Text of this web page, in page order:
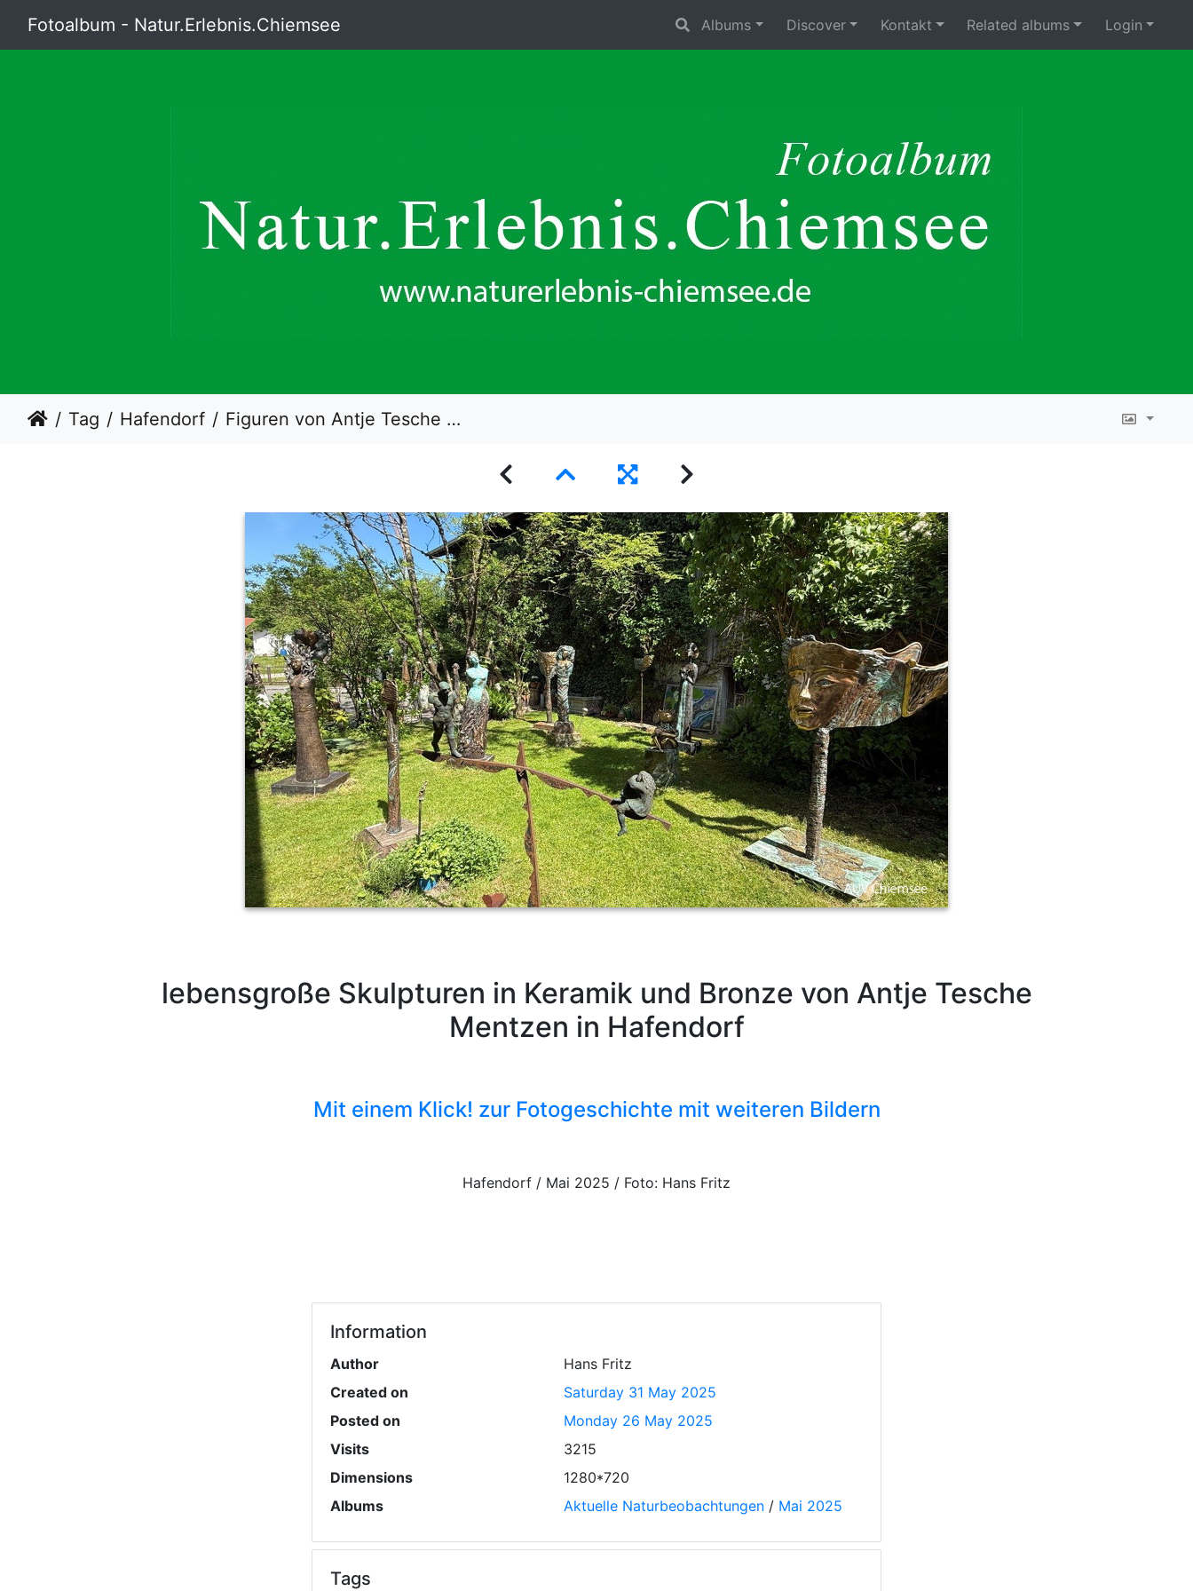
Fotoalbum - Natur.Erlebnis.Chiemsee Albums Discover Kontakt Related albums Login
Tag Hafendorf Figuren von Antje Tesche Mentzen in Hafendorf
lebensgroße Skulpturen in Keramik und Bronze von Antje Tesche
Mentzen in Hafendorf
Mit einem Klick! zur Fotogeschichte mit weiteren Bildern
Hafendorf / Mai 2025 / Foto: Hans Fritz
Information
Author
Hans Fritz
Created on
Saturday 31 May 2025
Posted on
Monday 26 May 2025
Visits
3215
Dimensions
1280*720
Albums
Aktuelle Naturbeobachtungen/ Mai 2025
Tags